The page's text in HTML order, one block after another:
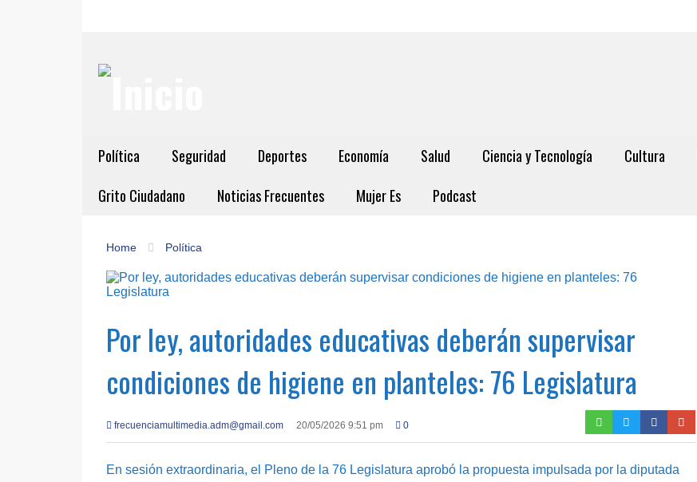
Política Seguridad Deportes Economía Salud Ciencia y Tecnología Cultura
Grito Ciudadano
Noticias Frecuentes Mujer Es Podcast
Home Política
Por ley, autoridades educativas deberán supervisar
condiciones de higiene en planteles: 76 Legislatura
frecuenciamultimedia.adm@gmail.com 20/05/2026 9:51 pm 0
En sesión extraordinaria, el Pleno de la 76 Legislatura aprobó la propuesta impulsada por la diputada